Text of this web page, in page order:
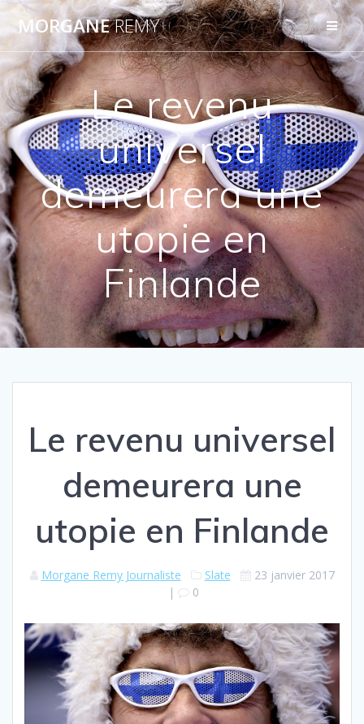
Passer
au
contenu
MORGANEREMY
Le revenu
universel
demeurera une
utopie en
Finlande
Le revenu universel
demeurera une
utopie en Finlande
Morgane Remy Journaliste Slate
23 janvier 2017
|
0